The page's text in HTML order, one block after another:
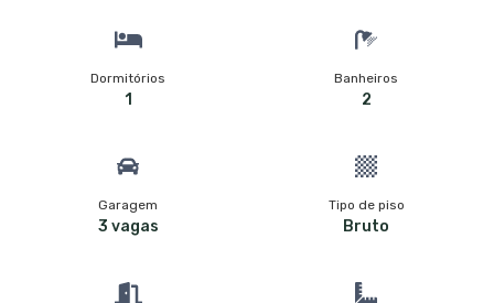
Dormitórios
1
Banheiros
2
Garagem
3 vagas
Tipo de piso
Bruto